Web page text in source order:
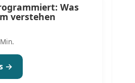
Was
verstehen
→